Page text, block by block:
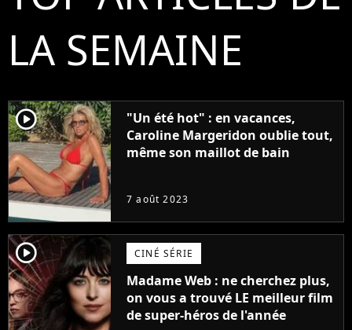
LA SEMAINE
player2
"Un été hot" : en vacances,
Caroline Margeridon oublie tout,
même son maillot de bain
7 août 2023
player2 CINÉ SÉRIE
Madame Web : ne cherchez plus,
on vous a trouvé LE meilleur film
de super-héros de l'année